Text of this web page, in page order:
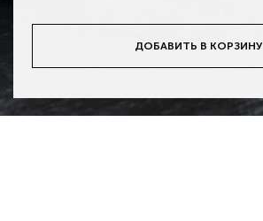
ДОБАВИТЬ В КОРЗИНУ